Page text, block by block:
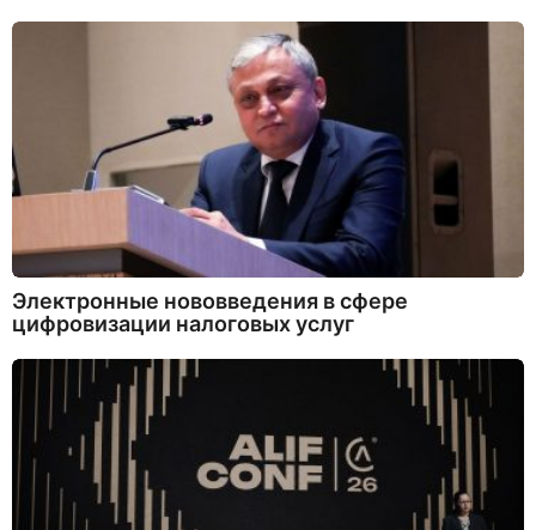
Электронные нововведения в сфере
цифровизации налоговых услуг